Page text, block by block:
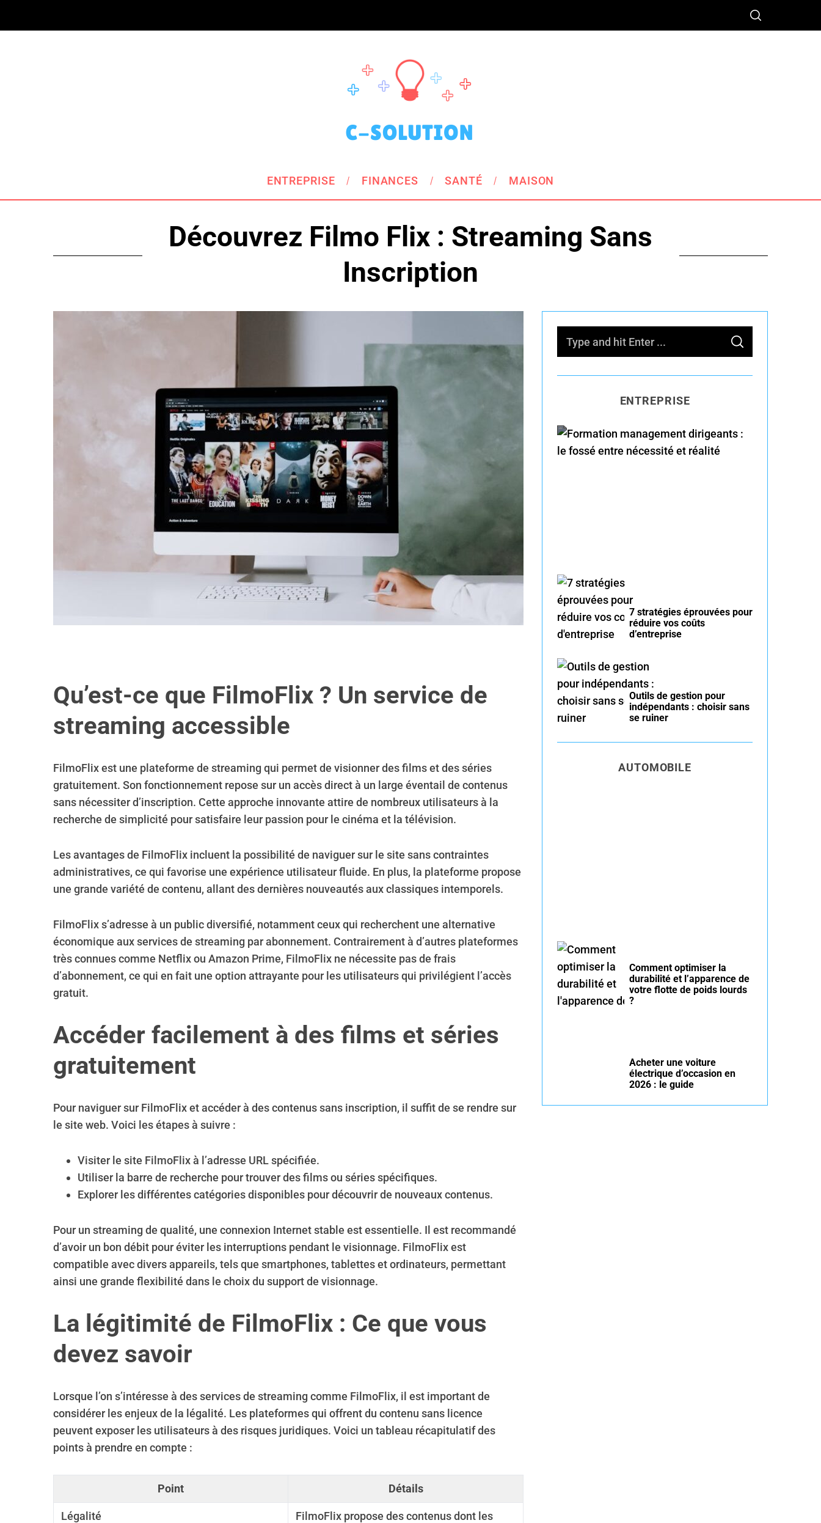
ENTREPRISE FINANCES SANTÉ MAISON
Découvrez Filmo Flix : Streaming Sans
Inscription
Qu’est-ce que FilmoFlix ? Un service de
streaming accessible
FilmoFlix est une plateforme de streaming qui permet de visionner des films et des séries
gratuitement. Son fonctionnement repose sur un accès direct à un large éventail de contenus
sans nécessiter d’inscription. Cette approche innovante attire de nombreux utilisateurs à la
recherche de simplicité pour satisfaire leur passion pour le cinéma et la télévision.
Les avantages de FilmoFlix incluent la possibilité de naviguer sur le site sans contraintes
administratives, ce qui favorise une expérience utilisateur fluide. En plus, la plateforme propose
une grande variété de contenu, allant des dernières nouveautés aux classiques intemporels.
FilmoFlix s’adresse à un public diversifié, notamment ceux qui recherchent une alternative
économique aux services de streaming par abonnement. Contrairement à d’autres plateformes
très connues comme Netflix ou Amazon Prime, FilmoFlix ne nécessite pas de frais
d’abonnement, ce qui en fait une option attrayante pour les utilisateurs qui privilégient l’accès
gratuit.
Accéder facilement à des films et séries
gratuitement
Pour naviguer sur FilmoFlix et accéder à des contenus sans inscription, il suffit de se rendre sur
le site web. Voici les étapes à suivre :
Visiter le site FilmoFlix à l’adresse URL spécifiée.
Utiliser la barre de recherche pour trouver des films ou séries spécifiques.
Explorer les différentes catégories disponibles pour découvrir de nouveaux contenus.
Pour un streaming de qualité, une connexion Internet stable est essentielle. Il est recommandé
d’avoir un bon débit pour éviter les interruptions pendant le visionnage. FilmoFlix est
compatible avec divers appareils, tels que smartphones, tablettes et ordinateurs, permettant
ainsi une grande flexibilité dans le choix du support de visionnage.
La légitimité de FilmoFlix : Ce que vous
devez savoir
Lorsque l’on s’intéresse à des services de streaming comme FilmoFlix, il est important de
considérer les enjeux de la légalité. Les plateformes qui offrent du contenu sans licence
peuvent exposer les utilisateurs à des risques juridiques. Voici un tableau récapitulatif des
points à prendre en compte :
Point Détails
Légalité
FilmoFlix propose des contenus dont les
f
o
S
A
C
ENTREPRISE
7 stratégies éprouvées pour
réduire vos coûts
d’entreprise
Outils de gestion pour
indépendants : choisir sans
se ruiner
AUTOMOBILE
Comment optimiser la
durabilité et l’apparence de
votre flotte de poids lourds
?
Acheter une voiture
électrique d’occasion en
2026 : le guide
S
a
r
h
o
r
: